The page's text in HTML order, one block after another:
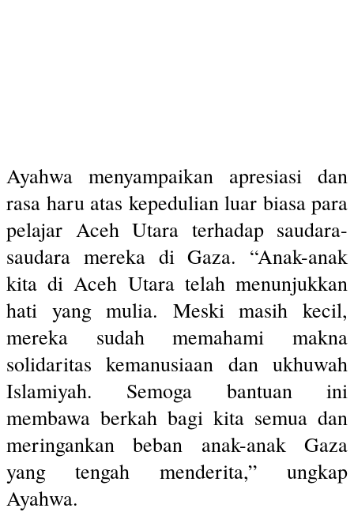
Ayahwa menyampaikan apresiasi dan
rasa haru atas kepedulian luar biasa para
pelajar Aceh Utara terhadap saudara-
saudara mereka di Gaza. “Anak-anak
kita di Aceh Utara telah menunjukkan
hati yang mulia. Meski masih kecil,
mereka sudah memahami makna
solidaritas kemanusiaan dan ukhuwah
Islamiyah. Semoga bantuan ini
membawa berkah bagi kita semua dan
meringankan beban anak-anak Gaza
yang tengah menderita,” ungkap
Ayahwa.